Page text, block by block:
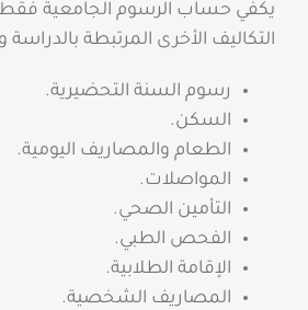
يكفي حساب الرسوم الجامعية
التكاليف الأخرى المرتبطة
رسوم السنة التحضيرية.
السكن.
الطعام والمصاريف اليومية.
المواصلات.
التأمين الصحي.
الفحص الطبي.
الإقامة الطلابية.
المصاريف الشخصية.